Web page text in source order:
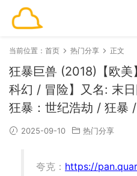
当前位置： 首页 热门分享 正文
狂暴巨兽 (2018)【欧
科幻 / 冒险】又名: 末
狂暴：世纪浩劫 / 狂暴 /
2025-09-10 热门分享
夸克： https://